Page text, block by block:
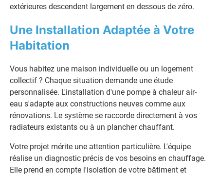
extérieures descendent largement en dessous de zéro.
Une Installation Adaptée à Votre
Habitation
Vous habitez une maison individuelle ou un logement
collectif ? Chaque situation demande une étude
personnalisée. L'installation d'une pompe à chaleur air-
eau s'adapte aux constructions neuves comme aux
rénovations. Le système se raccorde directement à vos
radiateurs existants ou à un plancher chauffant.
Votre projet mérite une attention particulière. L'équipe
réalise un diagnostic précis de vos besoins en chauffage.
Elle prend en compte l'isolation de votre bâtiment et